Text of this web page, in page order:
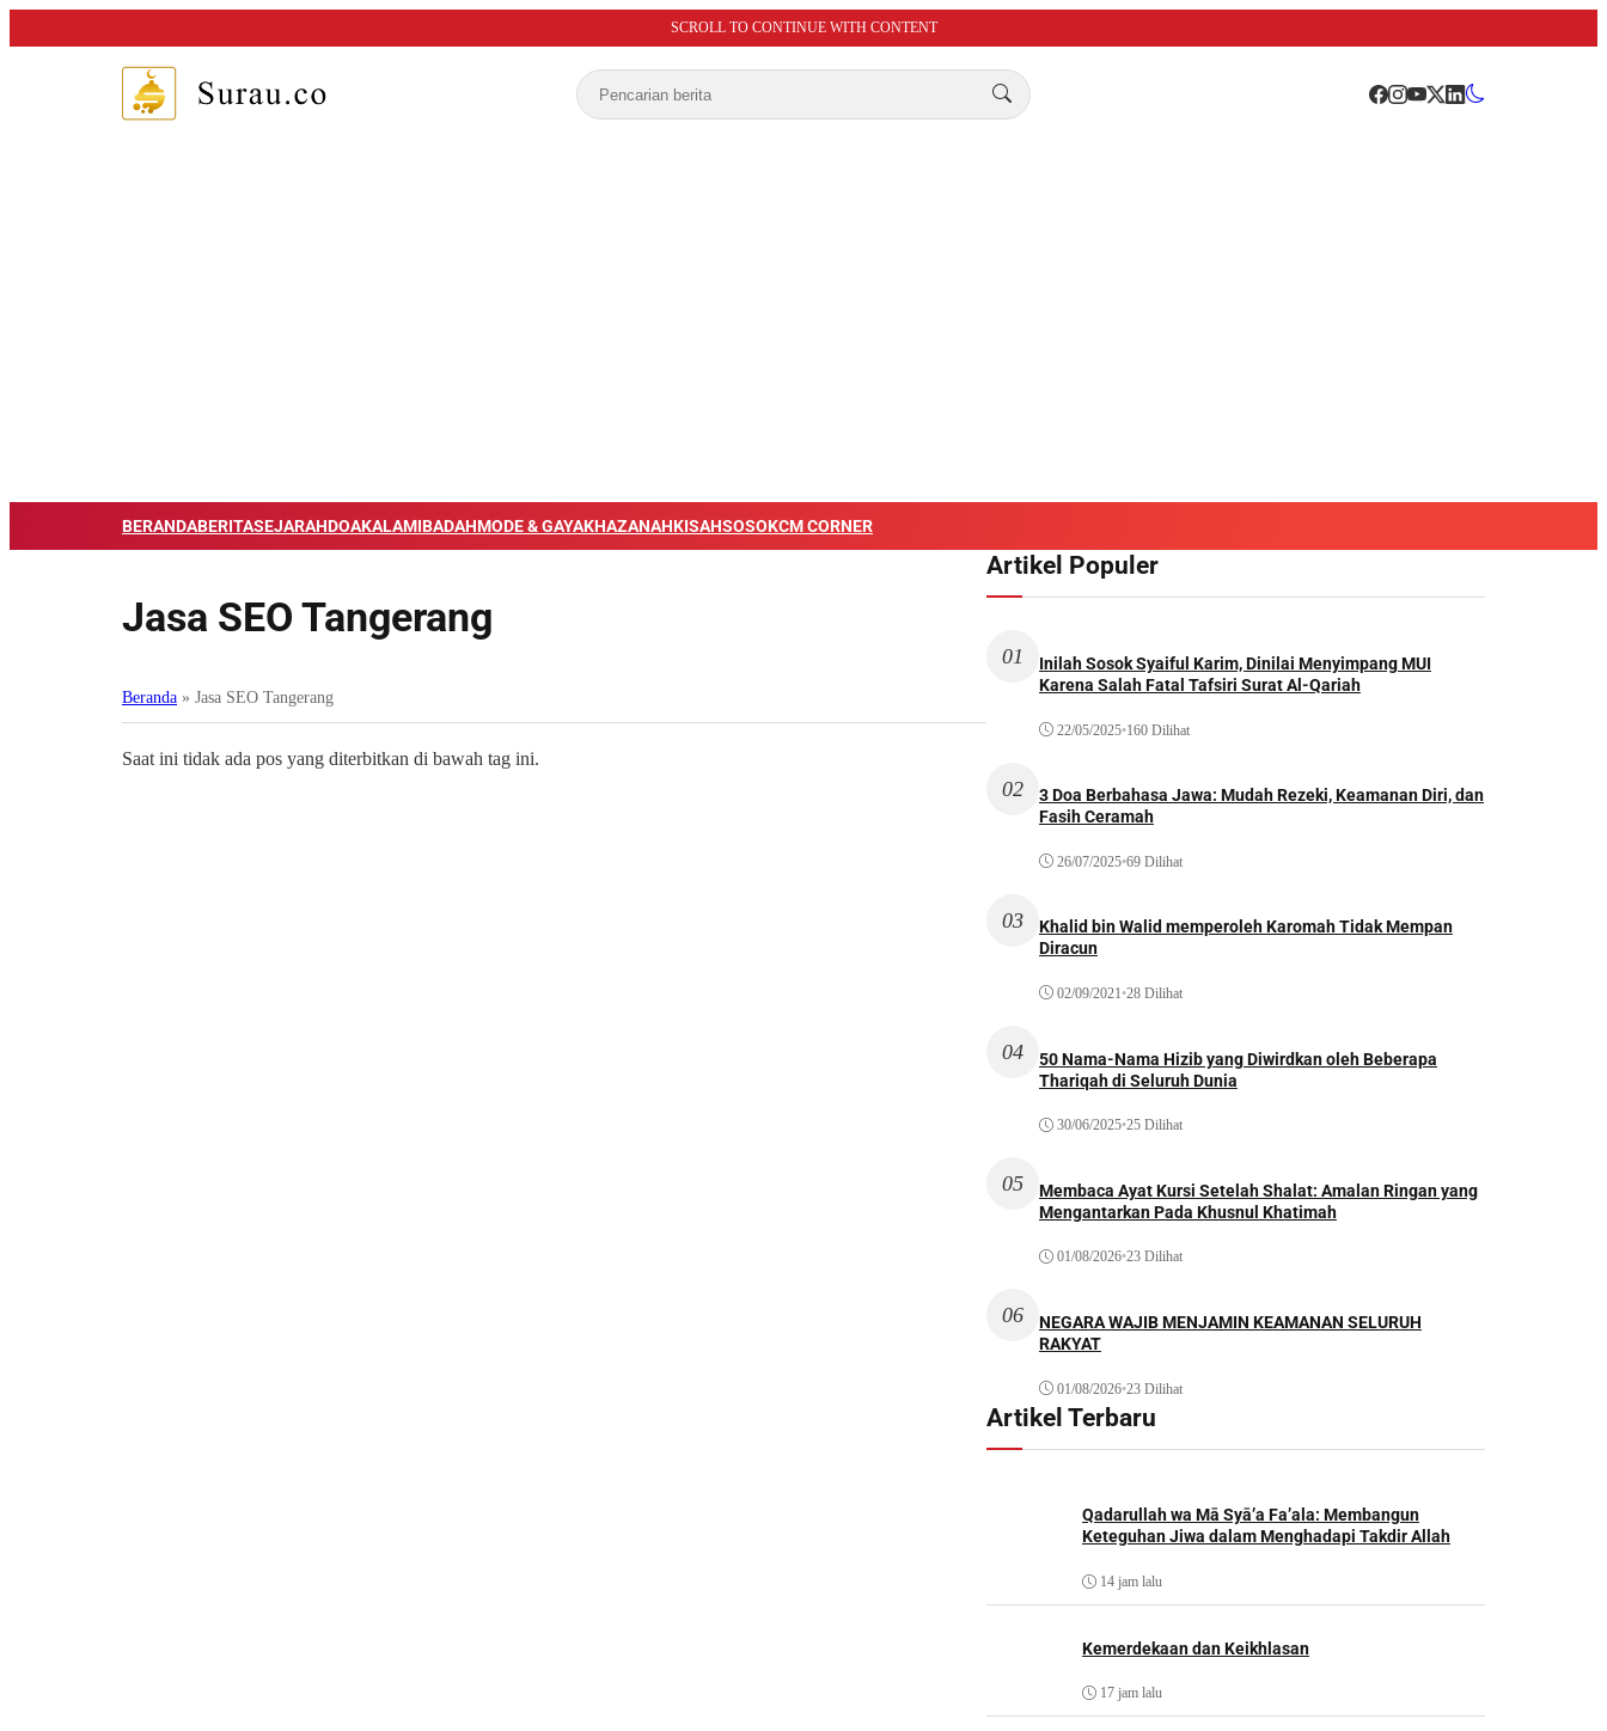
SCROLL TO CONTINUE WITH CONTENT
BERANDABERITASEJARAHDOAKALAMIBADAHMODE & GAYAKHAZANAHKISAHSOSOKCM CORNER
Jasa SEO Tangerang
Beranda » Jasa SEO Tangerang
Saat ini tidak ada pos yang diterbitkan di bawah tag ini.
Artikel Populer
01
Inilah Sosok Syaiful Karim, Dinilai Menyimpang MUI
Karena Salah Fatal Tafsiri Surat Al-Qariah
22/05/2025•160 Dilihat
02
3 Doa Berbahasa Jawa: Mudah Rezeki, Keamanan Diri, dan
Fasih Ceramah
26/07/2025•69 Dilihat
03
Khalid bin Walid memperoleh Karomah Tidak Mempan
Diracun
02/09/2021•28 Dilihat
04
50 Nama-Nama Hizib yang Diwirdkan oleh Beberapa
Thariqah di Seluruh Dunia
30/06/2025•25 Dilihat
05
Membaca Ayat Kursi Setelah Shalat: Amalan Ringan yang
Mengantarkan Pada Khusnul Khatimah
01/08/2026•23 Dilihat
06
NEGARA WAJIB MENJAMIN KEAMANAN SELURUH
RAKYAT
01/08/2026•23 Dilihat
Artikel Terbaru
Qadarullah wa Mā Syā’a Fa’ala: Membangun
Keteguhan Jiwa dalam Menghadapi Takdir Allah
14 jam lalu
Kemerdekaan dan Keikhlasan
17 jam lalu